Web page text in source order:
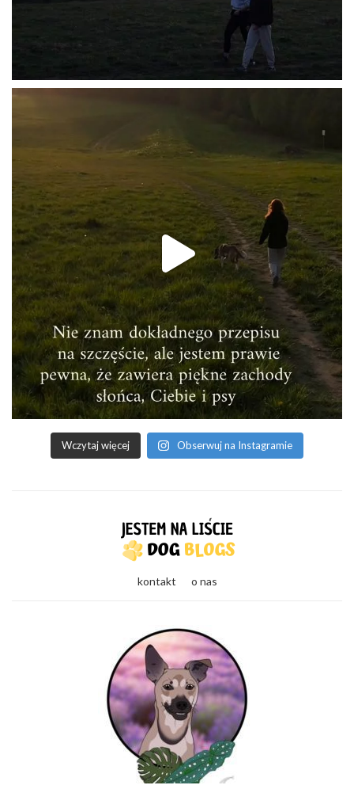
Wczytaj więcej Obserwuj na Instagramie
kontakt o nas